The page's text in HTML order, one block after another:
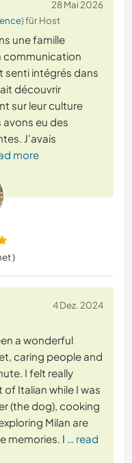
28 Mai 2026
) für Host
une famille
communication
senti intégrés dans
découvrir
sur leur culture
eu des
J'avais
more
)
4 Dez. 2024
a wonderful
caring people and
I felt really
Italian while I was
(the dog), cooking
Milan are
memories. I … read